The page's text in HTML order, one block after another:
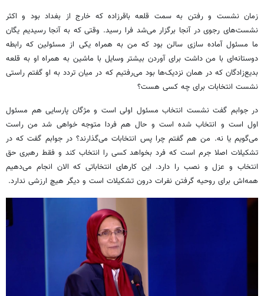
زمان نشست و رفتن به سمت قلعه باقرزاده که خارج از بغداد بود و اکثر
نشست‌های رجوی در آنجا برگزار می‌شد فرا رسید. وقتی که به آنجا رسیدیم یگان
ما مسئول آماده سازی سالن بود که من به همراه یکی از مسئولین که رابطه
دوستانه‌ای با من داشت برای آوردن بیشتر وسایل با ماشین به همراه او به قلعه
بدیع‌زادگان که در همان نزدیک‌ها بود می‌رفتیم که در میان تردد به او گفتم راستی
نشست انتخابات برای چه کسی هست؟
در جوابم گفت نشست انتخاب مسئول اولی است و مژگان پارسایی هم مسئول
اول است و انتخاب شده است و حال هم فردا متوجه خواهی شد من راست
می‌گویم یا نه. من هم گفتم چرا پس انتخابات می‌گذارند؟ در جوابم گفت که در
تشکیلات اصلا جرم است که فرد بخواهد کسی را انتخاب کند و فقط رهبری حق
انتخاب و عزل و نصب را دارد. این کارهای انتخاباتی که الان انجام می‌دهیم
همه‌اش برای روحیه گرفتن نفرات درون تشکیلات است و دیگر هیچ ارزشی ندارد.